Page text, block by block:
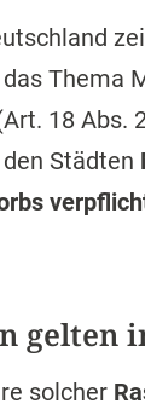
das Thema
18 Abs.
Städten
gelten
solcher